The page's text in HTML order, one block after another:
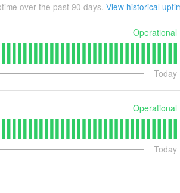
over the past 90 days. View historical
Operational
Today
Operational
Today